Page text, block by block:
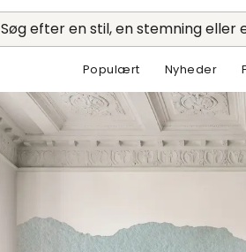
Søg efter en stil, en stemning eller
Populært Nyheder